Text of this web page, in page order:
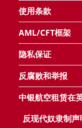
使用条款
AML/CFT框架
隐私保证
反腐败和举报
中银航空租赁在
反现代奴隶制声